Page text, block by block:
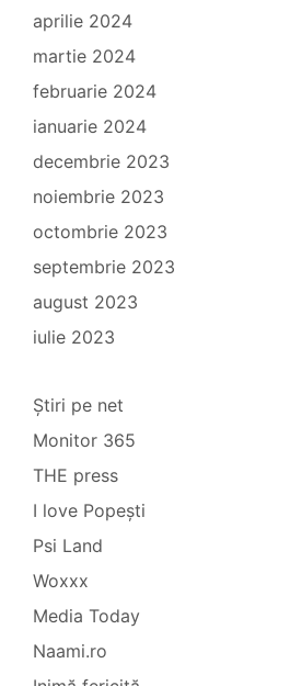
aprilie 2024
martie 2024
februarie 2024
ianuarie 2024
decembrie 2023
noiembrie 2023
octombrie 2023
septembrie 2023
august 2023
iulie 2023
Știri pe net
Monitor 365
THE press
I love Popești
Psi Land
Woxxx
Media Today
Naami.ro